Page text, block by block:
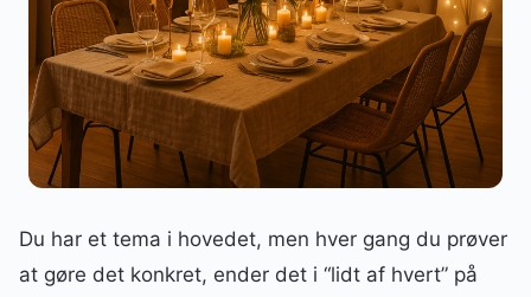
Du har et tema i hovedet, men hver gang du prøver
at gøre det konkret, ender det i “lidt af hvert” på